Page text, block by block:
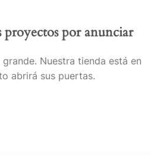
proyectos por anunciar
Nuestra tienda está en
abrirá sus puertas.